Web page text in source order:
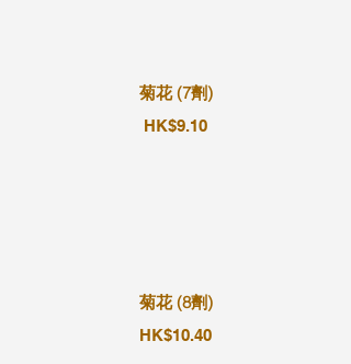
菊花 (7劑)
HK$9.10
菊花 (8劑)
HK$10.40